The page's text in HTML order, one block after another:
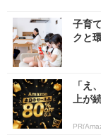
子育
クと
「え
上が